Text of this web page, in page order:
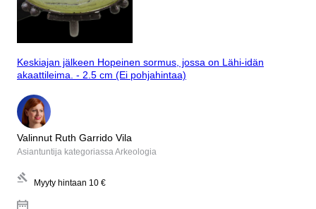
Keskiajan jälkeen Hopeinen sormus, jossa on Lähi-idän
akaattileima. - 2.5 cm (Ei pohjahintaa)
Valinnut Ruth Garrido Vila
Asiantuntija kategoriassa Arkeologia
Myyty hintaan 10 €